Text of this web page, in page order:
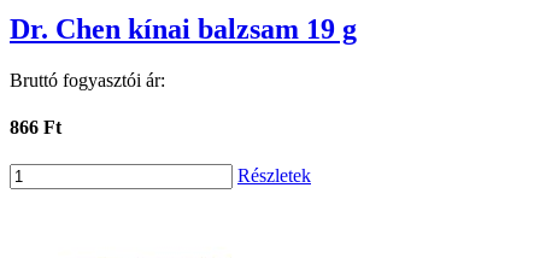
Dr. Chen kínai balzsam 19 g
Bruttó fogyasztói ár:
866 Ft
Részletek